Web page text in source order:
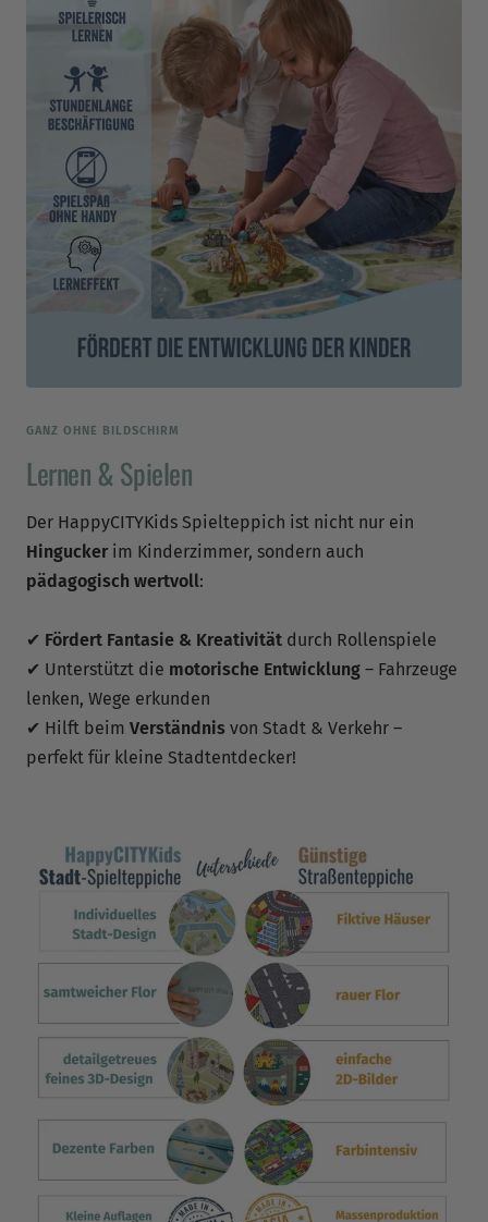
GANZ OHNE BILDSCHIRM
Lernen & Spielen
Der HappyCITYKids Spielteppich ist nicht nur ein
Hingucker im Kinderzimmer, sondern auch
pädagogisch wertvoll:
✔ Fördert Fantasie & Kreativität durch Rollenspiele
✔ Unterstützt die motorische Entwicklung – Fahrzeuge
lenken, Wege erkunden
✔ Hilft beim Verständnis von Stadt & Verkehr –
perfekt für kleine Stadtentdecker!